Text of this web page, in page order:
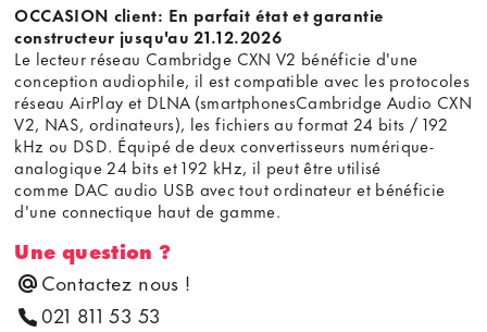
OCCASION client: En parfait état et garantie
constructeur jusqu'au 21.12.2026
Le lecteur réseau Cambridge CXN V2 bénéficie d'une
conception audiophile, il est compatible avec les protocoles
réseau AirPlay et DLNA (smartphonesCambridge Audio CXN
V2, NAS, ordinateurs), les fichiers au format 24 bits / 192
kHz ou DSD. Équipé de deux convertisseurs numérique-
analogique 24 bits et 192 kHz, il peut être utilisé
comme DAC audio USB avec tout ordinateur et bénéficie
d'une connectique haut de gamme.
Une question ?
Contactez nous !
021 811 53 53